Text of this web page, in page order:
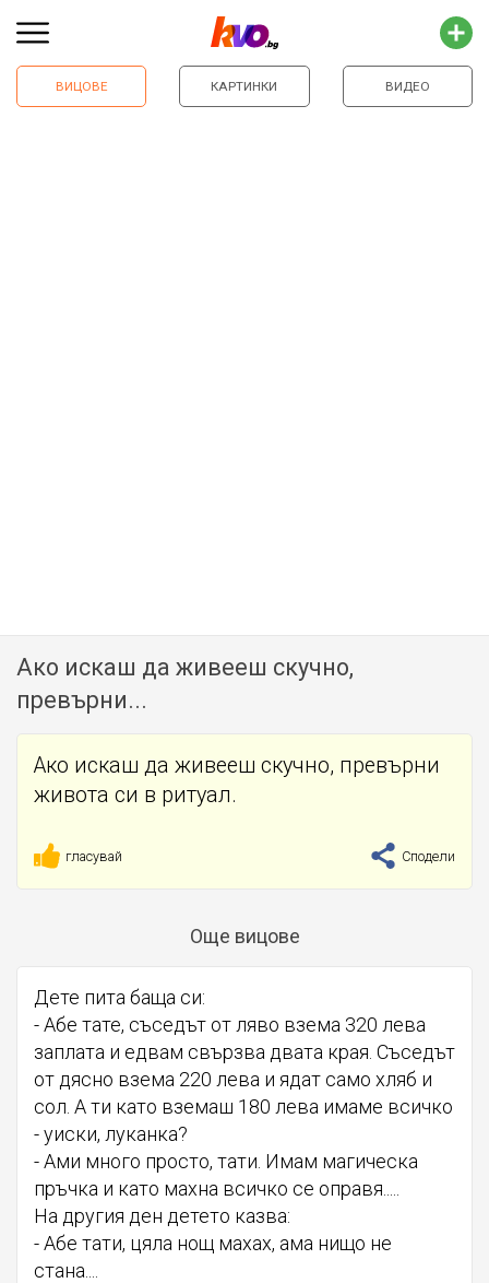
ВИЦОВЕ КАРТИНКИ ВИДЕО
Ако искаш да живееш скучно,
превърни...
Ако искаш да живееш скучно, превърни
живота си в ритуал.
гласувай Сподели
Още вицове
Дете пита баща си:
- Абе тате, съседът от ляво взема 320 лева
заплата и едвам свързва двата края. Съседът
от дясно взема 220 лева и ядат само хляб и
сол. А ти като вземаш 180 лева имаме всичко
- уиски, луканка?
- Ами много просто, тати. Имам магическа
пръчка и като махна всичко се оправя.....
На другия ден детето казва:
- Абе тати, цяла нощ махах, ама нищо не
стана....